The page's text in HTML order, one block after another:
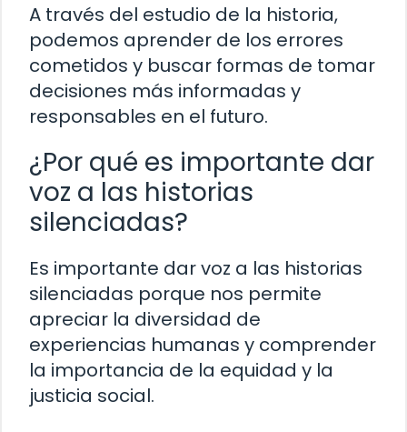
A través del estudio de la historia,
podemos aprender de los errores
cometidos y buscar formas de tomar
decisiones más informadas y
responsables en el futuro.
¿Por qué es importante dar
voz a las historias
silenciadas?
Es importante dar voz a las historias
silenciadas porque nos permite
apreciar la diversidad de
experiencias humanas y comprender
la importancia de la equidad y la
justicia social.